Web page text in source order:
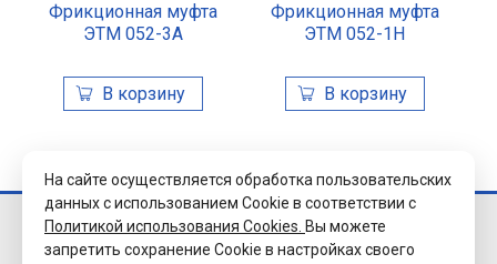
Фрикционная муфта
ЭТМ 052-3А
Фрикционная муфта
ЭТМ 052-1Н
© 2026 Завод
«Уралэлектромуфта»
На сайте осуществляется обработка пользовательских
данных с использованием Cookie в соответствии с
Политикой использования Cookies. Вы можете
запретить сохранение Cookie в настройках своего